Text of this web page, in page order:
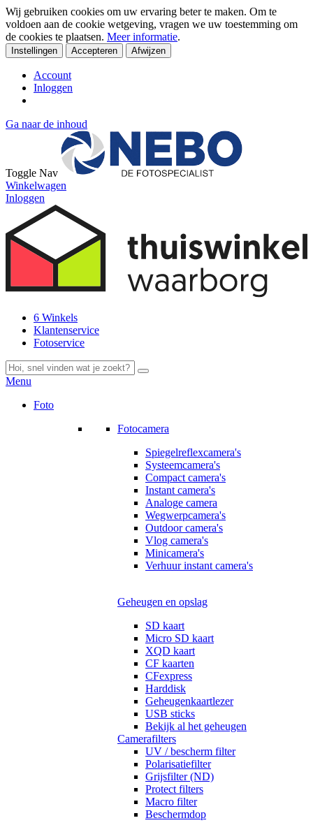
Wij gebruiken cookies om uw ervaring beter te maken. Om te
voldoen aan de cookie wetgeving, vragen we uw toestemming om
de cookies te plaatsen. Meer informatie.
Instellingen Accepteren Afwijzen
Account
Inloggen
Ga naar de inhoud
Toggle Nav
Winkelwagen
Inloggen
6 Winkels
Klantenservice
Fotoservice
Menu
Foto
Fotocamera
Spiegelreflexcamera's
Systeemcamera's
Compact camera's
Instant camera's
Analoge camera
Wegwerpcamera's
Outdoor camera's
Vlog camera's
Minicamera's
Verhuur instant camera's
Geheugen en opslag
SD kaart
Micro SD kaart
XQD kaart
CF kaarten
CFexpress
Harddisk
Geheugenkaartlezer
USB sticks
Bekijk al het geheugen
Camerafilters
UV / bescherm filter
Polarisatiefilter
Grijsfilter (ND)
Protect filters
Macro filter
Beschermdop